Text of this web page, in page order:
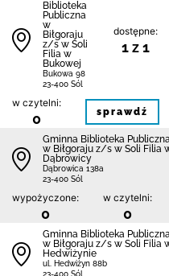
Biblioteka
Publiczna
w
Biłgoraju
z/s w Soli
Filia w
Bukowej
Bukowa 98
23-400 Sól
dostępne:
1 z 1
w czytelni:
0 sprawdź
Gminna Biblioteka
w Biłgoraju z/s w Soli Filia
Dąbrowicy
Dąbrowica 138a
23-400 Sól
wypożyczone:
0
w czytelni:
0
Gminna Biblioteka
w Biłgoraju z/s w Soli Filia
Hedwiżynie
ul. Hedwiżyn 88b
23-400 Sól